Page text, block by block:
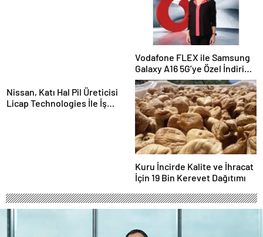
Vodafone FLEX ile Samsung
Galaxy A16 5G’ye Özel İndirim
ve İnternet Hediyesi
Nissan, Katı Hal Pil Üreticisi
Licap Technologies İle İş
Kuru İncirde Kalite ve İhracat
İçin 19 Bin Kerevet Dağıtımı